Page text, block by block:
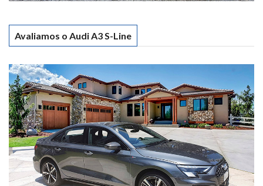
Avaliamos o Audi A3 S-Line